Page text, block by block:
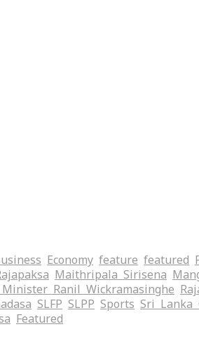
Economy feature featured
Maithripala Sirisena
Ranil Wickramasinghe
SLFP SLPP Sports Sri Lanka
‍Featured